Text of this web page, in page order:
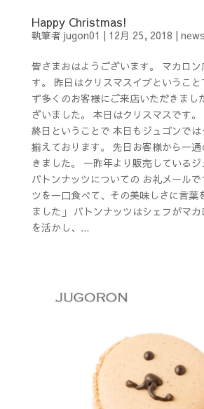
Happy Christmas!
執筆者 jugon01 | 12月 25, 2018 | news
皆さまおはようございます。 マカロ
す。 昨日はクリスマスイブというこ
ず多くのお客様にご来店いただきまし
ざいました。 本日はクリスマスです
終日ということで 本日もジュゴンで
揃えております。 先日お客様から一
きました。 一昨年より販売している
バトンナッツについての お礼メール
ツを一口食べて、その美味しさに言葉
ました」 バトンナッツはシェフがマ
を活かし、...